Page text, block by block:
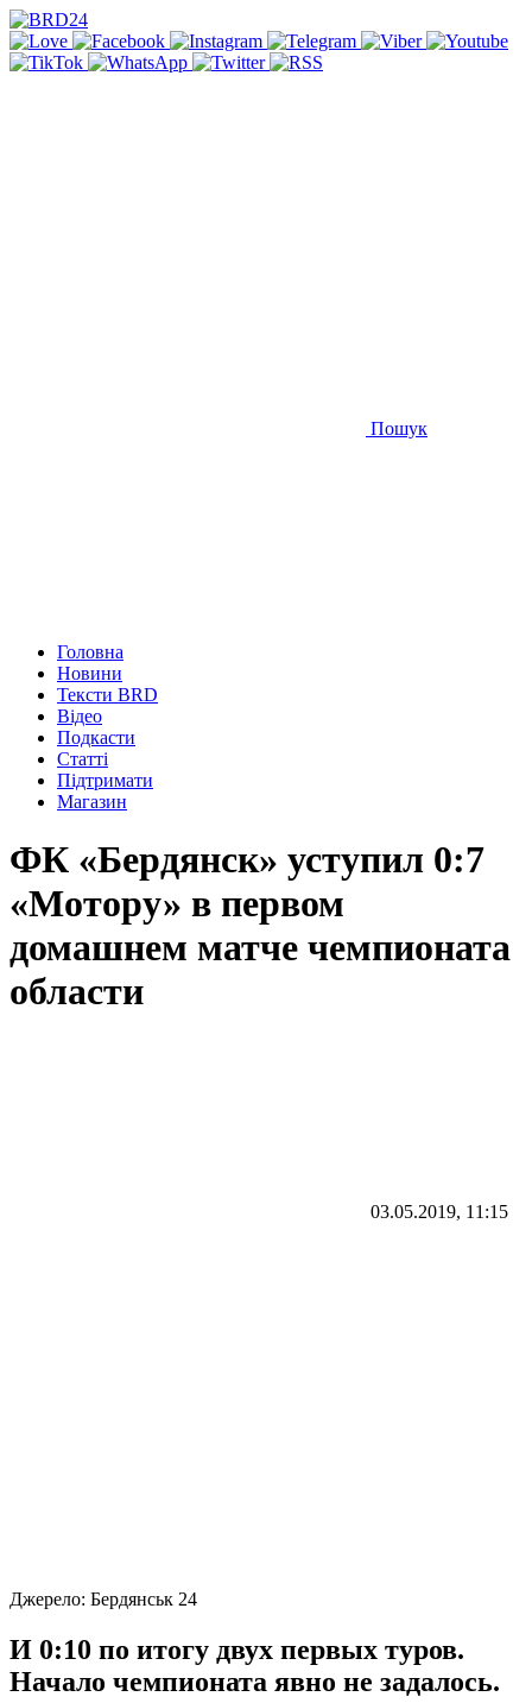
Пошук
Головна
Новини
Тексти BRD
Відео
Подкасти
Статті
Підтримати
Магазин
ФК «Бердянск» уступил 0:7
«Мотору» в первом
домашнем матче чемпионата
области
03.05.2019, 11:15
Джерело: Бердянськ 24
И 0:10 по итогу двух первых туров.
Начало чемпионата явно не задалось.